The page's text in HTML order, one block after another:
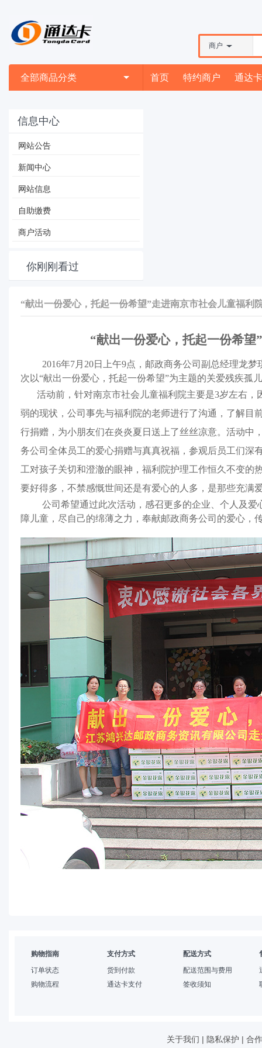
商户
全部商品分类 首页 特约商户 通达卡
信息中心
网站公告
新闻中心
网站信息
自助缴费
商户活动
你刚刚看过
“献出一份爱心，托起一份希望”走进南京市社会儿童福利
“献出一份爱心，托起一份希望”
2016年7月20日上午9点，邮政商务公司副总经理龙
次以“献出一份爱心，托起一份希望”为主题的关爱残疾孤
活动前，针对南京市社会儿童福利院主要是3岁左右
弱的现状，公司事先与福利院的老师进行了沟通，了解目
行捐赠，为小朋友们在炎炎夏日送上了丝丝凉意。活动中
务公司全体员工的爱心捐赠与真真祝福，参观后员工们深
工对孩子关切和澄澈的眼神，福利院护理工作恒久不变的
要好得多，不禁感慨世间还是有爱心的人多，是那些充满
公司希望通过此次活动，感召更多的企业、个人及
障儿童，尽自己的绵薄之力，奉献邮政商务公司的爱心，
购物指南
订单状态
购物流程
支付方式
货到付款
通达卡支付
配送方式
配送范围与费用
签收须知
关于我们 | 隐私保护 | 合